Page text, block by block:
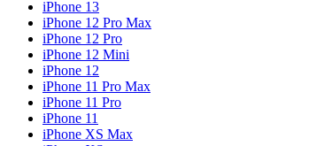
iPhone 13
iPhone 12 Pro Max
iPhone 12 Pro
iPhone 12 Mini
iPhone 12
iPhone 11 Pro Max
iPhone 11 Pro
iPhone 11
iPhone XS Max